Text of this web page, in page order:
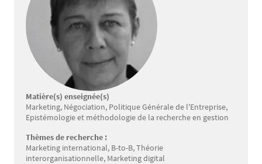
Matière(s) enseignée(s)
Marketing, Négociation, Politique Générale de l'Entreprise,
Epistémologie et méthodologie de la recherche en gestion
Thèmes de recherche :
Marketing international, B-to-B, Théorie
interorganisationnelle, Marketing digital